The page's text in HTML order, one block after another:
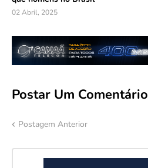
02 Abril, 2025
Postar Um Comentário
Postagem Anterior